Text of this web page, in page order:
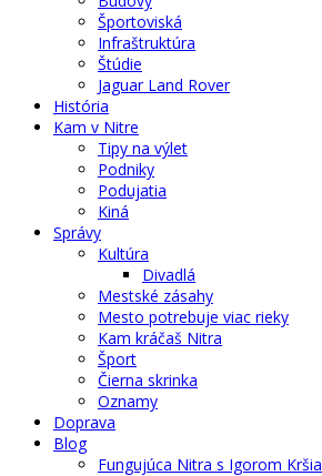
Športoviská
Infraštruktúra
Štúdie
Jaguar Land Rover
História
Kam v Nitre
Tipy na výlet
Podniky
Podujatia
Kiná
Správy
Kultúra
Divadlá
Mestské zásahy
Mesto potrebuje viac rieky
Kam kráčaš Nitra
Šport
Čierna skrinka
Oznamy
Doprava
Blog
Fungujúca Nitra s Igorom